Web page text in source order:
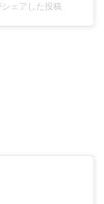
ェアした投稿